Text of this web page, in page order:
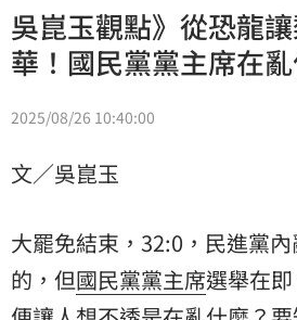
吳崑玉觀點》從恐龍
華！國民黨黨主席在
2025/08/26 10:40:00
文／吳崑玉
大罷免結束，32:0，民進黨
的，但國民黨黨主席選舉在